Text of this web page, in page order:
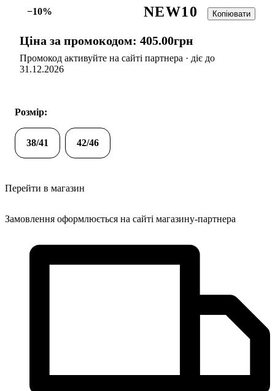
−10% NEW10 Копіювати
Ціна за промокодом: 405.00грн
Промокод активуйте на сайті партнера · діє до
31.12.2026
Розмір:
38/41 42/46
Перейти в магазин
Замовлення оформлюється на сайті магазину-партнера